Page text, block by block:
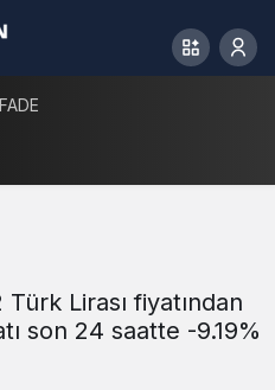
FADE
Türk Lirası fiyatından
son 24 saatte -9.19%